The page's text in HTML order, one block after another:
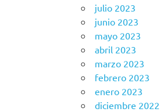
julio 2023
junio 2023
mayo 2023
abril 2023
marzo 2023
febrero 2023
enero 2023
diciembre 2022